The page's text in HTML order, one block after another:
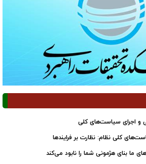
و اجرای سیاست‌های کلی
کلی نظام: نظارت بر فرایندها
ما بنای هژمونی شما را نابود می‌کند